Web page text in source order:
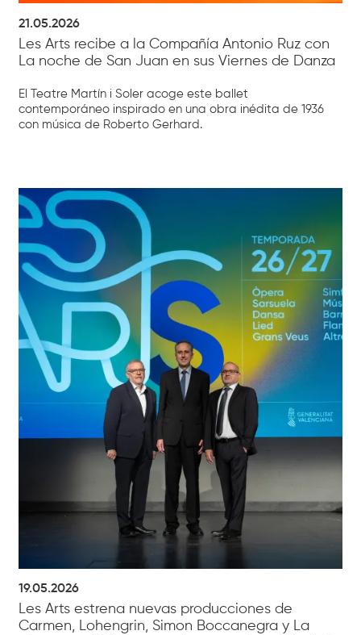
21.05.2026
Les Arts recibe a la Compañía Antonio Ruz con
La noche de San Juan en sus Viernes de Danza
El Teatre Martín i Soler acoge este ballet
contemporáneo inspirado en una obra inédita de 1936
con música de Roberto Gerhard.
19.05.2026
Les Arts estrena nuevas producciones de
Carmen, Lohengrin, Simon Boccanegra y La